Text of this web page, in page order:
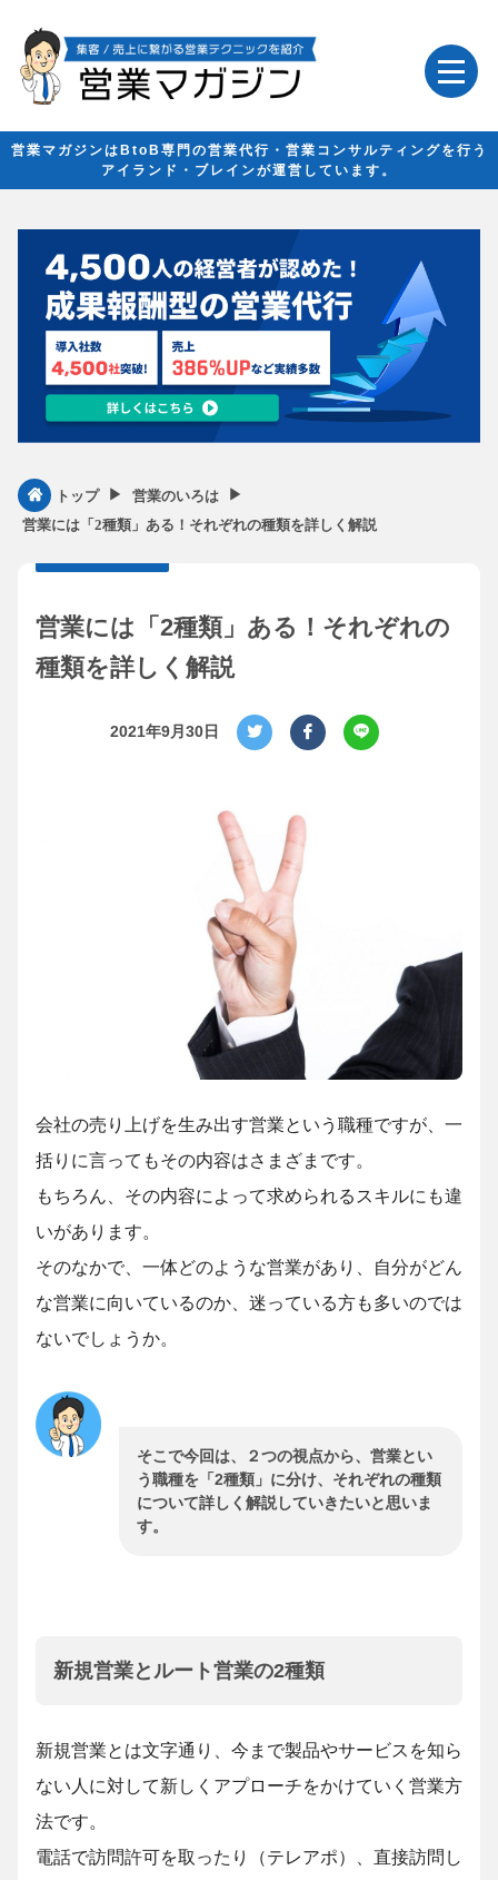
営業マガジンはBtoB専門の営業代行・営業コンサルティングを行う
アイランド・ブレインが運営しています。
トップ ▶︎ 営業のいろは ▶︎
営業には「2種類」ある！それぞれの種類を詳しく解説
営業には「2種類」ある！それぞれの
種類を詳しく解説
2021年9月30日
​会社の売り上げを生み出す営業という職種ですが、一
括りに言ってもその内容はさまざまです。
もちろん、その内容によって求められるスキルにも違
いがあります。
そのなかで、一体どのような営業があり、自分がどん
な営業に向いているのか、迷っている方も多いのでは
ないでしょうか。
そこで今回は、２つの視点から、営業とい
う職種を「2種類」に分け、それぞれの種類
について詳しく解説していきたいと思いま
す。
新規営業とルート営業の2種類
新規営業とは文字通り、今まで製品やサービスを知ら
ない人に対して新しくアプローチをかけていく営業方
法です。
電話で訪問許可を取ったり（テレアポ）、直接訪問し